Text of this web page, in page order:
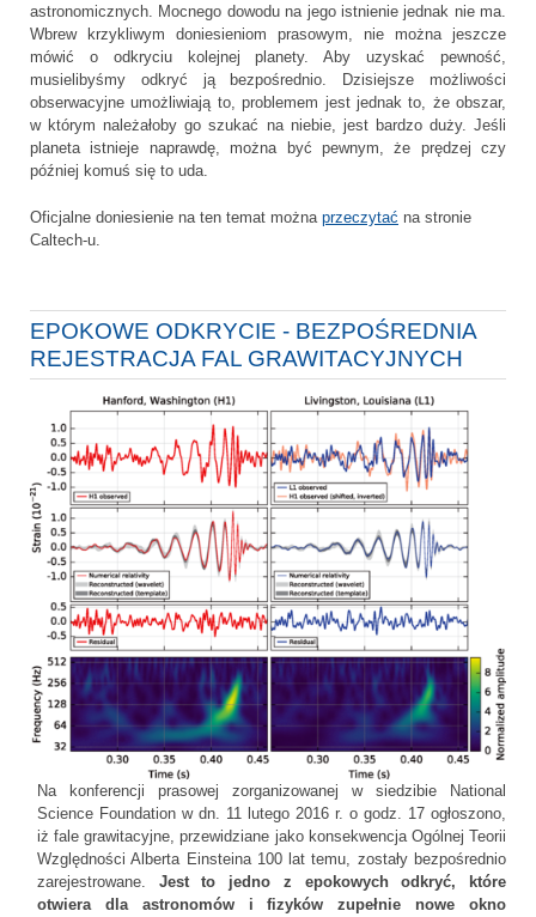
astronomicznych. Mocnego dowodu na jego istnienie jednak nie ma.
Wbrew krzykliwym doniesieniom prasowym, nie można jeszcze
mówić o odkryciu kolejnej planety. Aby uzyskać pewność,
musielibyśmy odkryć ją bezpośrednio. Dzisiejsze możliwości
obserwacyjne umożliwiają to, problemem jest jednak to, że obszar,
w którym należałoby go szukać na niebie, jest bardzo duży. Jeśli
planeta istnieje naprawdę, można być pewnym, że prędzej czy
później komuś się to uda.
Oficjalne doniesienie na ten temat można przeczytać na stronie
Caltech-u.
EPOKOWE ODKRYCIE - BEZPOŚREDNIA
REJESTRACJA FAL GRAWITACYJNYCH
Na konferencji prasowej zorganizowanej w siedzibie National
Science Foundation w dn. 11 lutego 2016 r. o godz. 17 ogłoszono,
iż fale grawitacyjne, przewidziane jako konsekwencja Ogólnej Teorii
Względności Alberta Einsteina 100 lat temu, zostały bezpośrednio
zarejestrowane. Jest to jedno z epokowych odkryć, które
otwiera dla astronomów i fizyków zupełnie nowe okno